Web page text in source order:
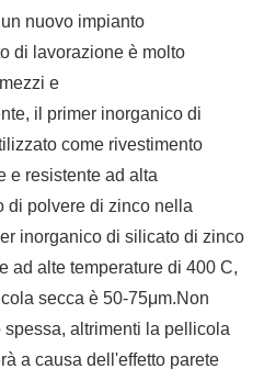
nuovo impianto
di lavorazione è molto
e
il primer inorganico di
come rivestimento
e resistente ad alta
di polvere di zinco nella
inorganico di silicato di zinco
ad alte temperature di 400 C,
secca è 50-75μm.Non
altrimenti la pellicola
a causa dell'effetto parete